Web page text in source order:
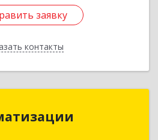
заявку
контакты
заявку
Назад
обл, Протвино г, Ленина